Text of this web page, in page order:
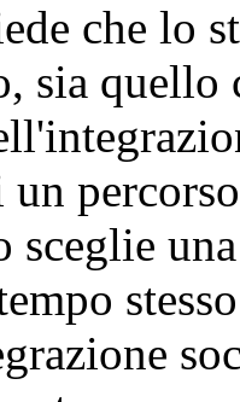
che lo
sia quello
sceglie